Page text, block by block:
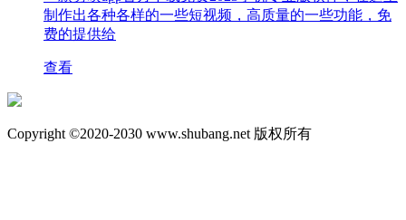
制作出各种各样的一些短视频，高质量的一些功能，免
费的提供给
查看
Copyright ©2020-2030 www.shubang.net 版权所有